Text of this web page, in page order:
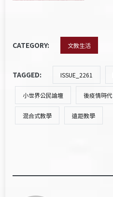
CATEGORY: 文教生活
TAGGED: ISSUE_2261
小世界公民論壇 後疫情時代
混合式教學 遠距教學